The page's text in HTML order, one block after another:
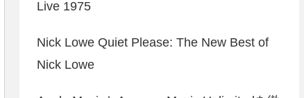
Live 1975
Nick Lowe Quiet Please: The New Best of
Nick Lowe